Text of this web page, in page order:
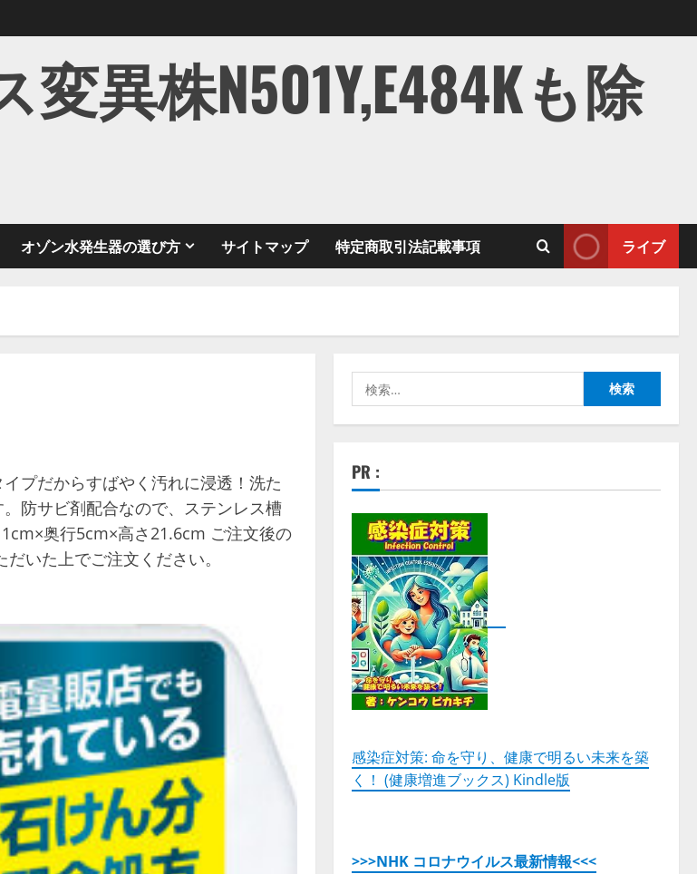
異株N501Y,E484Kも除
オゾン水発生器の選び方 サイトマップ 特定商取引法記載事項 ライブ
プだからすばやく汚れに浸透！洗た
防サビ剤配合なので、ステンレス槽
奥行5cm×高さ21.6cm ご注文後の
いた上でご注文ください。
索:
PR :
感染症対策: 命を守り、健康で明るい未来を築
く！ (健康増進ブックス) Kindle版
>>>NHK コロナウイルス最新情報<<<